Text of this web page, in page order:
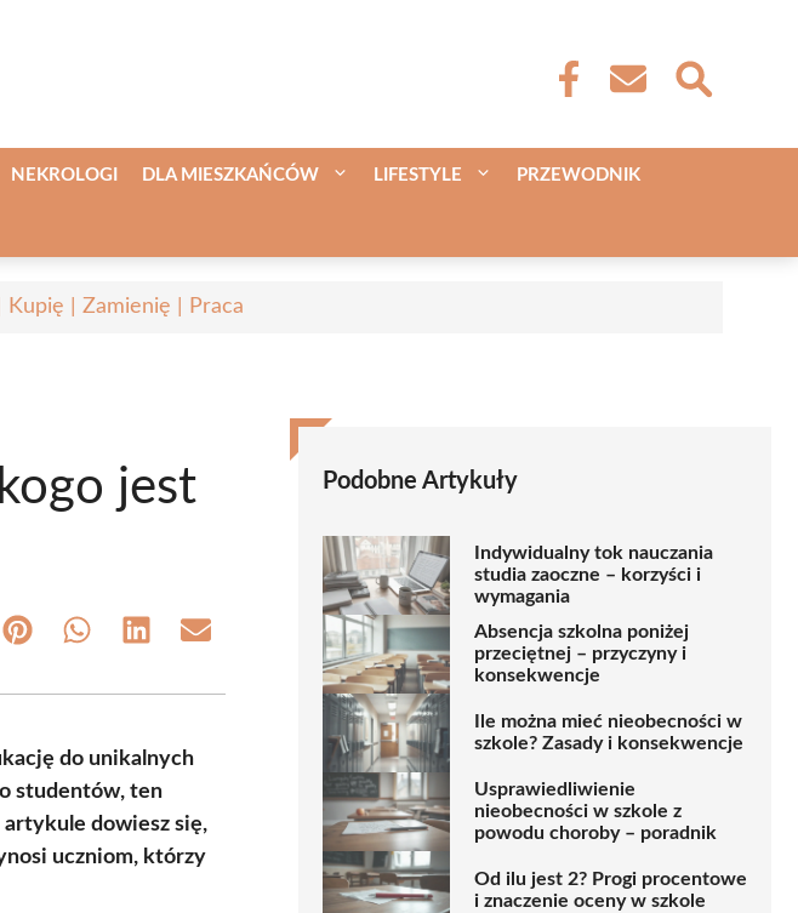
NEKROLOGI DLA MIESZKAŃCÓW LIFESTYLE PRZEWODNIK
Kupię | Zamienię | Praca
jest
Share Share Share Share
do unikalnych
studentów, ten
dowiesz się,
uczniom, którzy
Podobne Artykuły
Indywidualny tok nauczania
studia zaoczne – korzyści i
wymagania
Absencja szkolna poniżej
przeciętnej – przyczyny i
konsekwencje
Ile można mieć nieobecności w
szkole? Zasady i konsekwencje
Usprawiedliwienie
nieobecności w szkole z
powodu choroby – poradnik
Od ilu jest 2? Progi procentowe
i znaczenie oceny w szkole